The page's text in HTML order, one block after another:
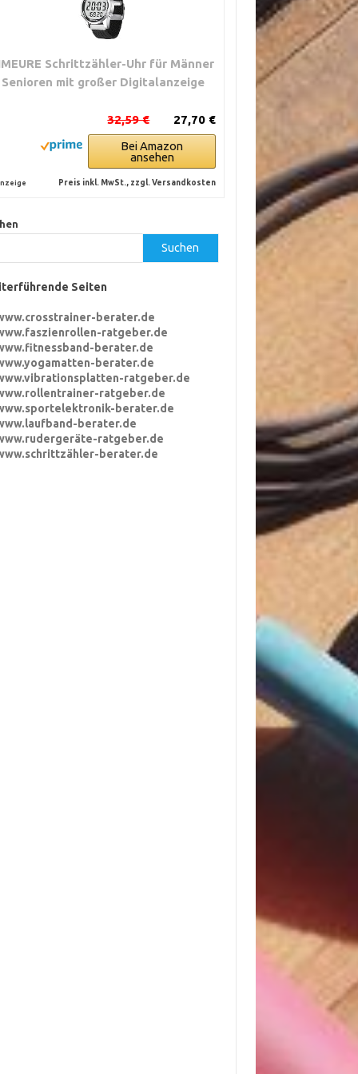
kostenpflichtig
Schrittzähler-Uhr für Männer
Senioren mit großer Digitalanzeige
27,70 €
32,59 €
Bei Amazon
ansehen
Preis inkl. MwSt., zzgl. Versandkosten
Suchen
Seiten
berater.de
ratgeber.de
berater.de
berater.de
ratgeber.de
ratgeber.de
berater.de
berater.de
ratgeber.de
berater.de